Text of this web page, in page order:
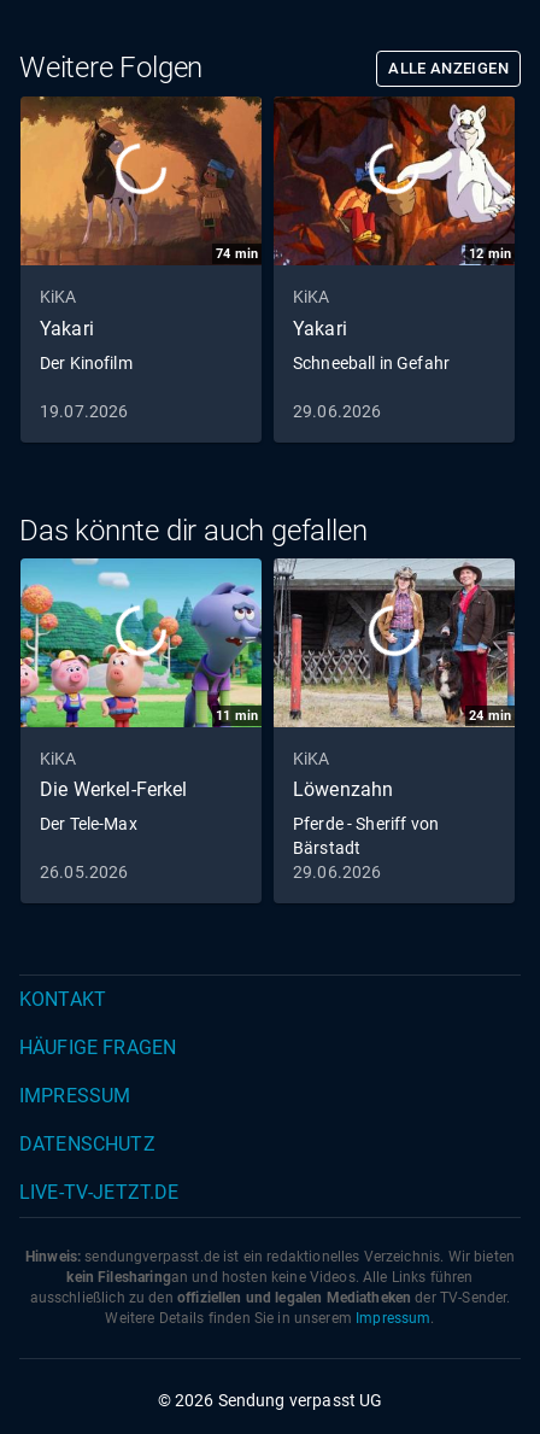
Weitere Folgen ALLE ANZEIGEN
74 min
KiKA
Yakari
Der Kinofilm
19.07.2026
12min
KiKA
Yakari
Schneeball in Gefahr
29.06.2026
Das könnte dir auch gefallen
11 min
KiKA
Die Werkel-Ferkel
Der Tele-Max
26.05.2026
24 min
KiKA
Löwenzahn
Pferde - Sheriff von
Bärstadt
29.06.2026
KONTAKT
HÄUFIGE FRAGEN
IMPRESSUM
DATENSCHUTZ
LIVE-TV-JETZT.DE
Hinweis: sendungverpasst.de ist ein redaktionelles Verzeichnis. Wir bieten
kein Filesharingan und hosten keine Videos. Alle Links führen
ausschließlich zu den offiziellen und legalen Mediatheken der TV-Sender.
Weitere Details finden Sie in unserem Impressum.
© 2026 Sendung verpasst UG